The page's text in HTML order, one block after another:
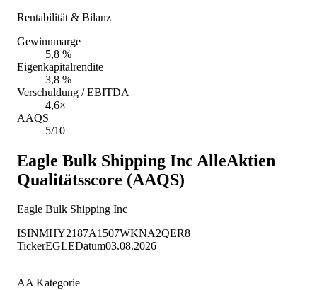
Rentabilität & Bilanz
Gewinnmarge
5,8 %
Eigenkapitalrendite
3,8 %
Verschuldung / EBITDA
4,6×
AAQS
5/10
Eagle Bulk Shipping Inc AlleAktien
Qualitätsscore (AAQS)
Eagle Bulk Shipping Inc
ISINMHY2187A1507WKNA2QER8
TickerEGLEDatum03.08.2026
AA Kategorie